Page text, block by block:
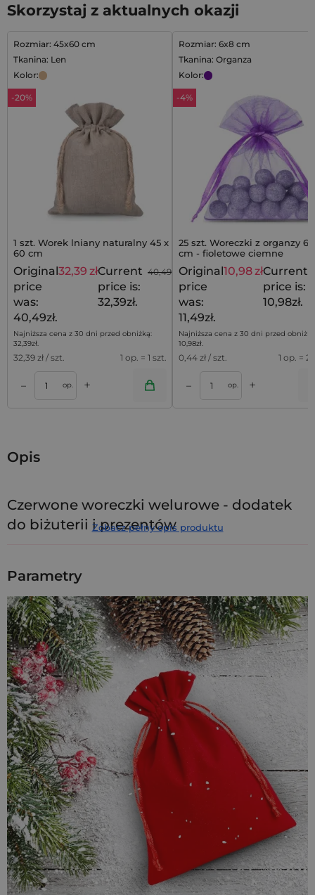
Skorzystaj z aktualnych okazji
Rozmiar: 45x60 cm
Tkanina: Len
Kolor:
-20%
1 szt. Worek lniany naturalny 45 x
60 cm
40,49 zł
Original
price
was:
40,49zł.
32,39 złCurrent
price is:
32,39zł.
Najniższa cena z 30 dni przed obniżką:
32,39zł.
32,39 zł / szt. 1 op. = 1 szt.
– op. +
Rozmiar: 6x8 cm
Tkanina: Organza
Kolor:
-4%
25 szt. Woreczki z organzy 6
cm - fioletowe ciemne
Original
price
was:
11,49zł.
10,98 złCurrent
price is:
10,98zł.
Najniższa cena z 30 dni przed
10,98zł.
0,44 zł / szt. 1 op. =
– op. +
Dodaj do koszyka
Opis
Czerwone woreczki welurowe - dodatek
do biżuterii i prezentów
luksusową miękkością aksamitu. To idealna oprawa dla
biżuterii, zmysłowych perfum czy upominków, które mają
wyrazić uczucia i zostać w pamięci na długo.
Idealny rozmiar na wyjątkowe prezenty
Format 12 x 15 cm jest niezwykle wszechstronny. Pozwala na
zapakowanie większych przedmiotów lub eleganckich
zestawów. Sprawdzi się doskonale jako opakowanie na:
Zestawy biżuterii:
Zmieści pudełko jubilerskie z
naszyjnikiem i kolczykami.
Kosmetyki:Zestaw kilku mydełek rzemieślniczych lub
mini zestaw SPA (np. peeling i olejek).
Upominki:Niewielka świeca sojowa w słoiku, zestaw
luksusowych pralin.
Prezenty okolicznościowe:
Idealne na Walentynki,
rocznice czy jako opakowanie na prezent świąteczny.
Stwórz unikalne woreczki na biżuterię z
logo
Intensywna czerwień to fantastyczne tło dla Twojej marki.
Zobacz pełny opis produktu
Parametry